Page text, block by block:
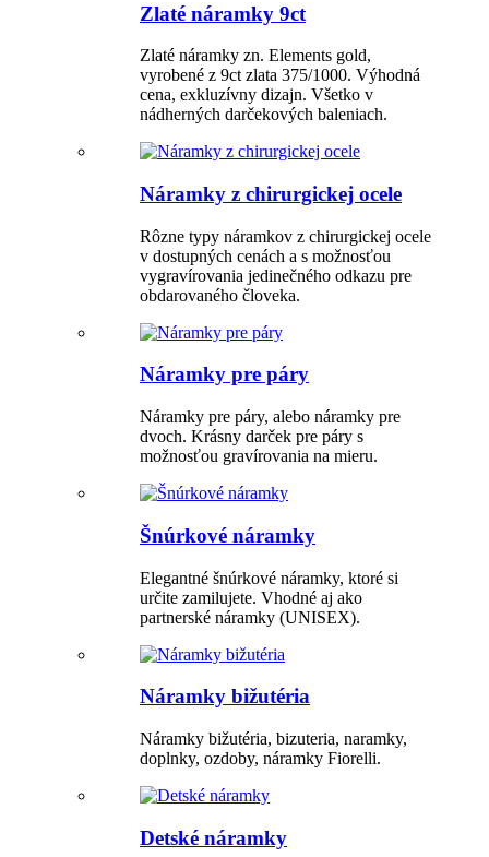
Zlaté náramky 9ct
Zlaté náramky zn. Elements gold,
vyrobené z 9ct zlata 375/1000. Výhodná
cena, exkluzívny dizajn. Všetko v
nádherných darčekových baleniach.
Náramky z chirurgickej ocele
Rôzne typy náramkov z chirurgickej ocele
v dostupných cenách a s možnosťou
vygravírovania jedinečného odkazu pre
obdarovaného človeka.
Náramky pre páry
Náramky pre páry, alebo náramky pre
dvoch. Krásny darček pre páry s
možnosťou gravírovania na mieru.
Šnúrkové náramky
Elegantné šnúrkové náramky, ktoré si
určite zamilujete. Vhodné aj ako
partnerské náramky (UNISEX).
Náramky bižutéria
Náramky bižutéria, bizuteria, naramky,
doplnky, ozdoby, náramky Fiorelli.
Detské náramky